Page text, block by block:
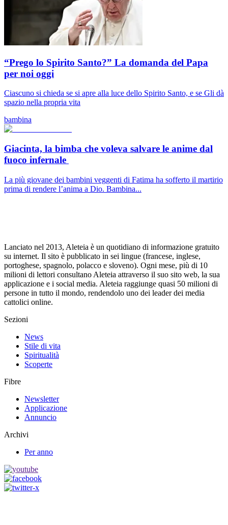
“Prego lo Spirito Santo?” La domanda del Papa
per noi oggi
Ciascuno si chieda se si apre alla luce dello Spirito Santo, e se Gli dà
spazio nella propria vita
bambina
Giacinta, la bimba che voleva salvare le anime dal
fuoco infernale
La più giovane dei bambini veggenti di Fatima ha sofferto il martirio
prima di rendere l’anima a Dio. Bambina...
Lanciato nel 2013, Aleteia è un quotidiano di informazione gratuito
su internet. Il sito è pubblicato in sei lingue (francese, inglese,
portoghese, spagnolo, polacco e sloveno). Ogni mese, più di 10
milioni di lettori consultano Aleteia attraverso il suo sito web, la sua
applicazione e i social media. Aleteia raggiunge quasi 50 milioni di
persone in tutto il mondo, rendendolo uno dei leader dei media
cattolici online.
Sezioni
News
Stile di vita
Spiritualità
Scoperte
Fibre
Newsletter
Applicazione
Annuncio
Archivi
Per anno